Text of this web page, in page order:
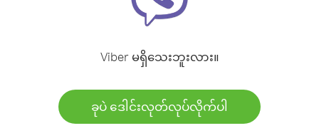
Viber မရှိသေးဘူးလား။
ခုပဲ ဒေါင်းလုတ်လုပ်လိုက်ပါ